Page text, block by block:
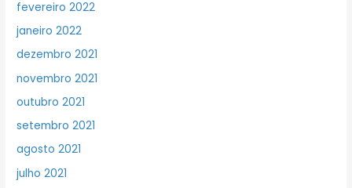
fevereiro 2022
janeiro 2022
dezembro 2021
novembro 2021
outubro 2021
setembro 2021
agosto 2021
julho 2021